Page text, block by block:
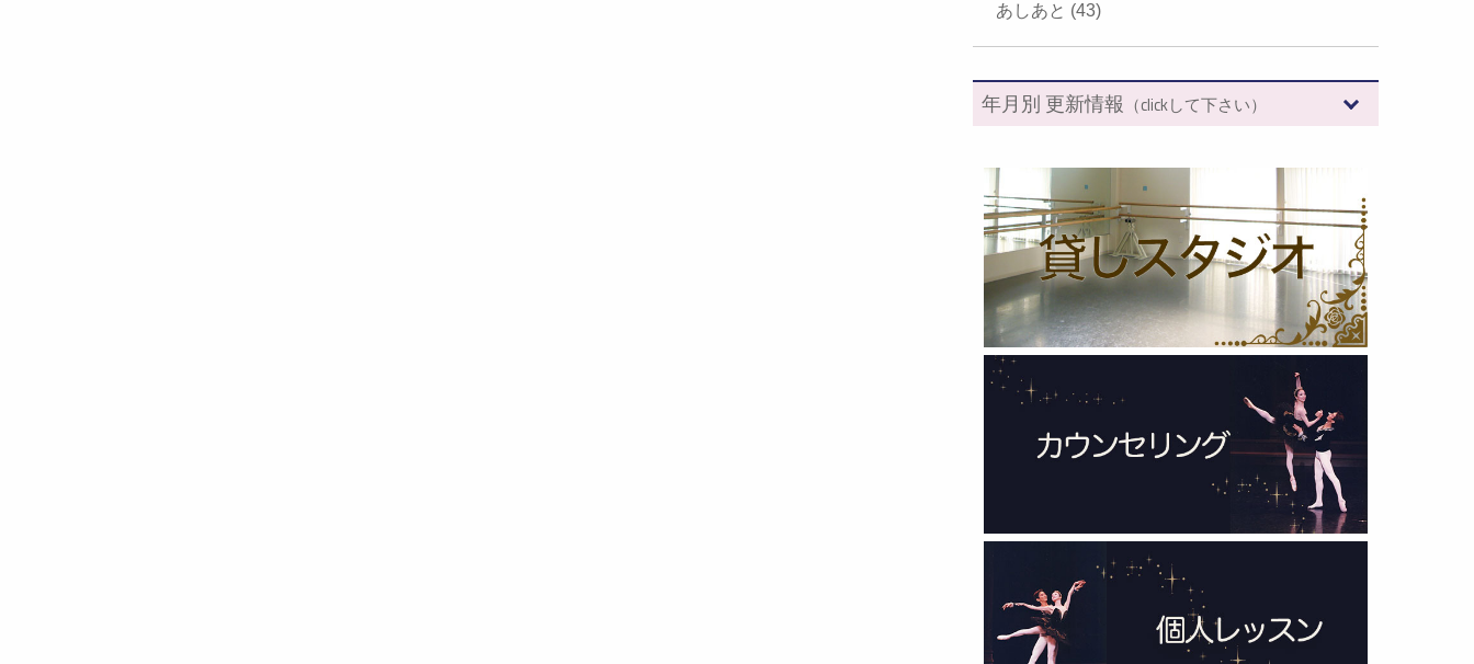
あしあと (43)
年月別 更新情報 （clickして下さい）
2026年 (7)
2025年 (12)
2024年 (12)
2023年 (13)
2022年 (13)
2020年 (3)